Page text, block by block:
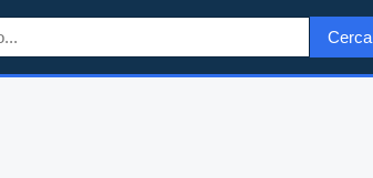
Cerca